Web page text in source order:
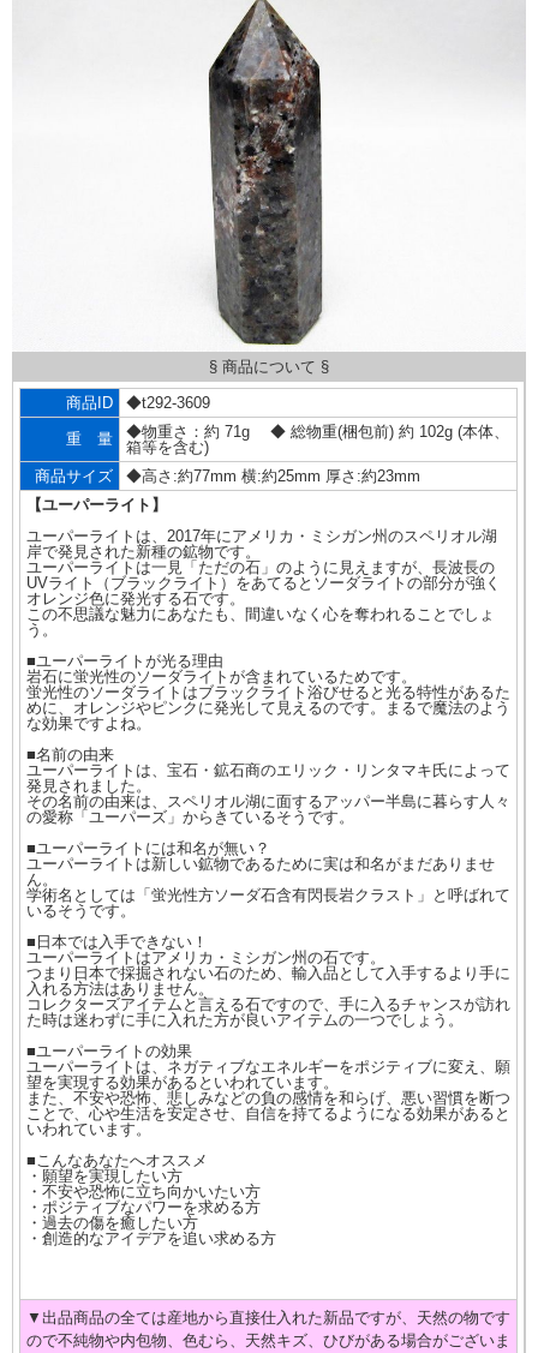
§ 商品について §
商品ID
◆t292-3609
重 量
◆物重さ：約 71g ◆ 総物重(梱包前) 約 102g (本体、
箱等を含む)
商品サイズ
◆高さ:約77mm 横:約25mm 厚さ:約23mm
【ユーパーライト】
ユーパーライトは、2017年にアメリカ・ミシガン州のスペリオル湖
岸で発見された新種の鉱物です。
ユーパーライトは一見「ただの石」のように見えますが、長波長の
UVライト（ブラックライト）をあてるとソーダライトの部分が強く
オレンジ色に発光する石です。
この不思議な魅力にあなたも、間違いなく心を奪われることでしょ
う。
■ユーパーライトが光る理由
岩石に蛍光性のソーダライトが含まれているためです。
蛍光性のソーダライトはブラックライト浴びせると光る特性があるた
めに、オレンジやピンクに発光して見えるのです。まるで魔法のよう
な効果ですよね。
■名前の由来
ユーパーライトは、宝石・鉱石商のエリック・リンタマキ氏によって
発見されました。
その名前の由来は、スペリオル湖に面するアッパー半島に暮らす人々
の愛称「ユーパーズ」からきているそうです。
■ユーパーライトには和名が無い？
ユーパーライトは新しい鉱物であるために実は和名がまだありませ
ん。
学術名としては「蛍光性方ソーダ石含有閃長岩クラスト」と呼ばれて
いるそうです。
■日本では入手できない！
ユーパーライトはアメリカ・ミシガン州の石です。
つまり日本で採掘されない石のため、輸入品として入手するより手に
入れる方法はありません。
コレクターズアイテムと言える石ですので、手に入るチャンスが訪れ
た時は迷わずに手に入れた方が良いアイテムの一つでしょう。
■ユーパーライトの効果
ユーパーライトは、ネガティブなエネルギーをポジティブに変え、願
望を実現する効果があるといわれています。
また、不安や恐怖、悲しみなどの負の感情を和らげ、悪い習慣を断つ
ことで、心や生活を安定させ、自信を持てるようになる効果があると
いわれています。
■こんなあなたへオススメ
・願望を実現したい方
・不安や恐怖に立ち向かいたい方
・ポジティブなパワーを求める方
・過去の傷を癒したい方
・創造的なアイデアを追い求める方
▼出品商品の全ては産地から直接仕入れた新品ですが、天然の物です
ので不純物や内包物、色むら、天然キズ、ひびがある場合がございま